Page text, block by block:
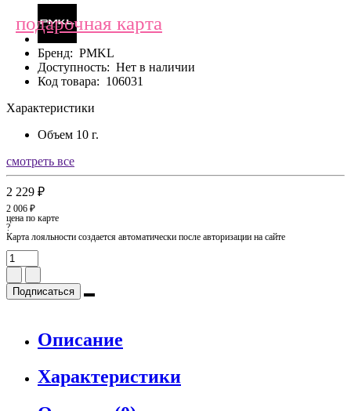
подарочная карта
Бренд: PMKL
Доступность: Нет в наличии
Код товара: 106031
Характеристики
Объем 10 г.
смотреть все
2 229 ₽
2 006 ₽
цена по карте
?
Карта лояльности создается автоматически после авторизации на сайте
Подписаться
Описание
Характеристики